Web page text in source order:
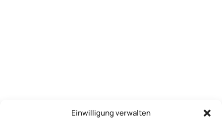
Einwilligung verwalten